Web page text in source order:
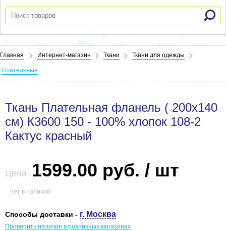
Главная Интернет-магазин Ткани Ткани для одежды
Плательные
Ткань Плательная фланель ( 200х140
см) К3600 150 - 100% хлопок 108-2
Кактус красный
Цена 1599.00 руб. / шт
нет в наличии
Способы доставки - г. Москва
Проверить наличие в розничных магазинах